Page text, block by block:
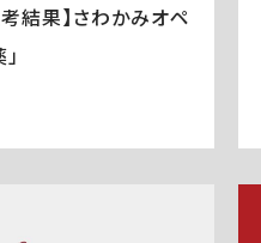
結果】さわかみオペ